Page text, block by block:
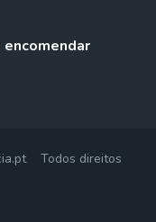
encomendar
Todos direitos